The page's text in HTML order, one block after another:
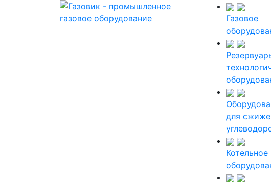
Газовое
для
Котельное